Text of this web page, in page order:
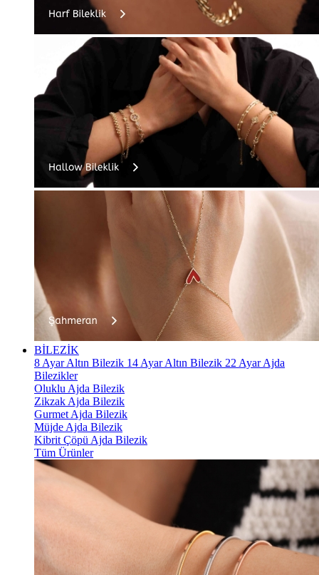
BİLEZİK
8 Ayar Altın Bilezik 14 Ayar Altın Bilezik 22 Ayar Ajda
Bilezikler
Oluklu Ajda Bilezik
Zikzak Ajda Bilezik
Gurmet Ajda Bilezik
Müjde Ajda Bilezik
Kibrit Çöpü Ajda Bilezik
Tüm Ürünler